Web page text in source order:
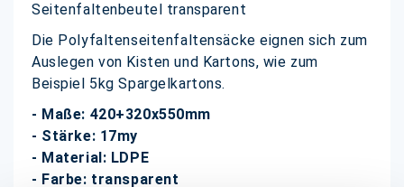
Seitenfaltenbeutel transparent
Die Polyfaltenseitenfaltensäcke eignen sich zum
Auslegen von Kisten und Kartons, wie zum
Beispiel 5kg Spargelkartons.
- Maße: 420+320x550mm
- Stärke: 17my
- Material: LDPE
- Farbe: transparent